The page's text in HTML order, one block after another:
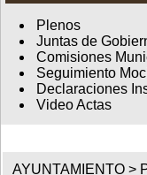
Plenos
Juntas de
Comisiones
Seguimiento
Declaraciones
Video Actas
AYUNTAMIENTO >